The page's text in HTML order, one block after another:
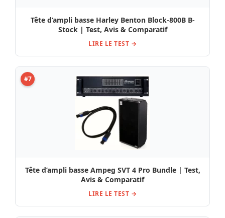
Tête d’ampli basse Harley Benton Block-800B B-
Stock | Test, Avis & Comparatif
LIRE LE TEST →
#7
Tête d’ampli basse Ampeg SVT 4 Pro Bundle | Test,
Avis & Comparatif
LIRE LE TEST →